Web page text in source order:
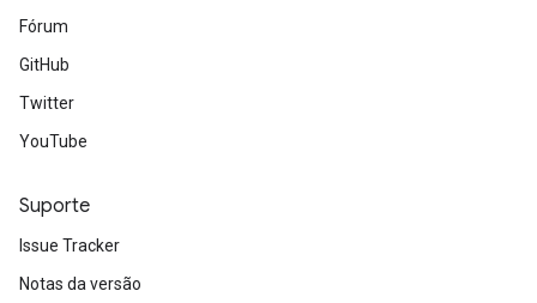
Fórum
GitHub
Twitter
YouTube
Suporte
Issue Tracker
Notas da versão